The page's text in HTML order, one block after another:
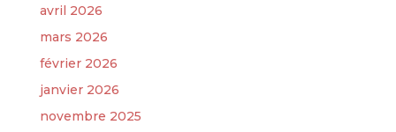
avril 2026
mars 2026
février 2026
janvier 2026
novembre 2025